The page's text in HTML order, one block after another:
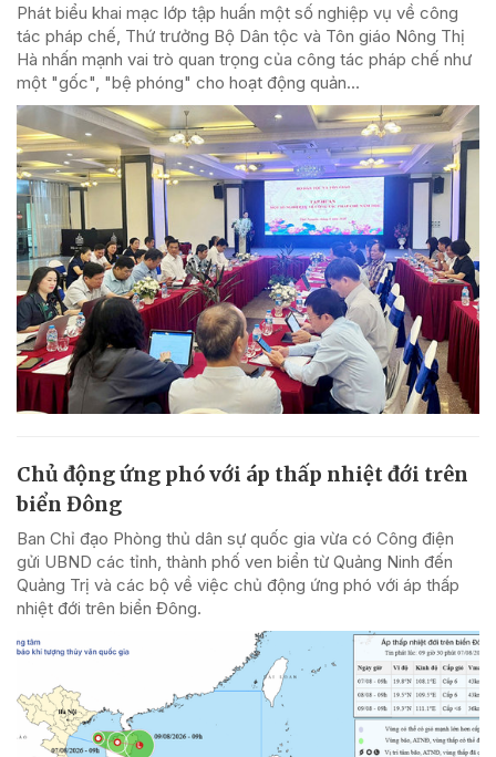
Phát biểu khai mạc lớp tập huấn một số nghiệp vụ về công
tác pháp chế, Thứ trưởng Bộ Dân tộc và Tôn giáo Nông Thị
Hà nhấn mạnh vai trò quan trọng của công tác pháp chế như
một "gốc", "bệ phóng" cho hoạt động quản...
Chủ động ứng phó với áp thấp nhiệt đới trên
biển Đông
Ban Chỉ đạo Phòng thủ dân sự quốc gia vừa có Công điện
gửi UBND các tỉnh, thành phố ven biển từ Quảng Ninh đến
Quảng Trị và các bộ về việc chủ động ứng phó với áp thấp
nhiệt đới trên biển Đông.